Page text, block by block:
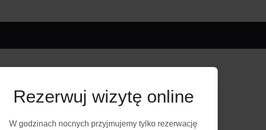
Rezerwuj wizytę online
W godzinach nocnych przyjmujemy tylko rezerwację